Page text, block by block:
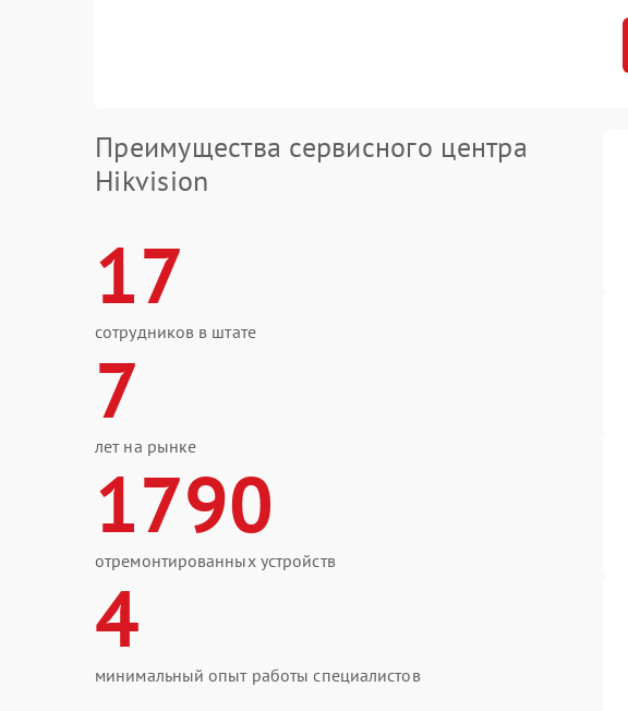
Преимущества сервисного центра
Hikvision
17
сотрудников в штате
7
лет на рынке
1790
отремонтированных устройств
4
минимальный опыт работы специалистов